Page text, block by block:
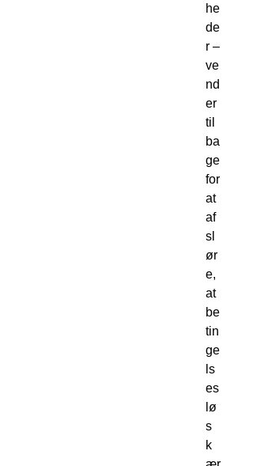
he
de
r –
ve
nd
er
til
ba
ge
for
at
af
sl
ør
e,
at
be
tin
ge
ls
es
lø
s
k